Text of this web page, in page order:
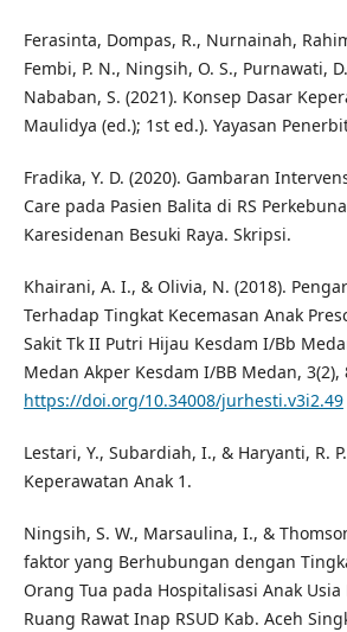
Ferasinta, Dompas, R., Nurnainah,
Fembi, P. N., Ningsih, O. S., Purnawati,
Nababan, S. (2021). Konsep Dasar
Maulidya (ed.); 1st ed.). Yayasan
Fradika, Y. D. (2020). Gambaran
Care pada Pasien Balita di RS
Karesidenan Besuki Raya. Skripsi.
Khairani, A. I., & Olivia, N. (2018).
Terhadap Tingkat Kecemasan Anak
Sakit Tk II Putri Hijau Kesdam I/Bb
Medan Akper Kesdam I/BB Medan, 3(2),
https://doi.org/10.34008/jurhesti.v3i2.49
Lestari, Y., Subardiah, I., & Haryanti, R.
Keperawatan Anak 1.
Ningsih, S. W., Marsaulina, I., &
faktor yang Berhubungan dengan
Orang Tua pada Hospitalisasi Anak Usia
Ruang Rawat Inap RSUD Kab. Aceh